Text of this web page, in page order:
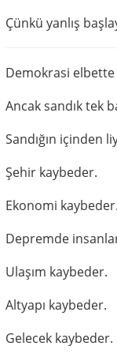
Çünkü yanlış
Demokrasi elbette
Ancak sandık tek
Sandığın içinden
Şehir kaybeder.
Ekonomi kaybeder.
Depremde
Ulaşım kaybeder.
Altyapı kaybeder.
Gelecek kaybeder.